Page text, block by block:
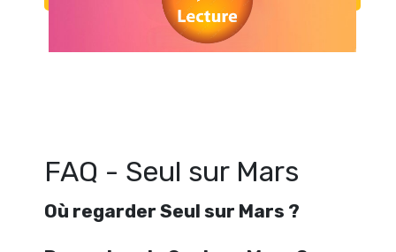
FAQ - Seul sur Mars
Où regarder Seul sur Mars ?